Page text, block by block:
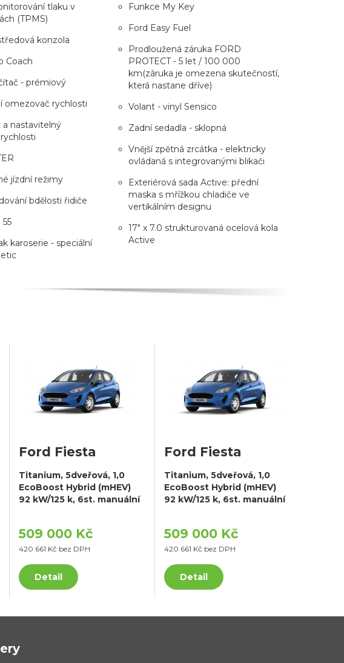
tlaku v
(TPMS)
konzola
Coach
- prémiový
omezovač rychlosti
nastavitelný
jízdní režimy
bdělosti řidiče
karoserie - speciální
Funkce My Key
Ford Easy Fuel
Prodloužená záruka FORD
PROTECT - 5 let / 100 000
km(záruka je omezena skutečností,
která nastane dříve)
Volant - vinyl Sensico
Zadní sedadla - sklopná
Vnější zpětná zrcátka - elektricky
ovládaná s integrovanými blikači
Exteriérová sada Active: přední
maska s mřížkou chladiče ve
vertikálním designu
17" x 7.0 strukturovaná ocelová kola
Active
Ford Fiesta
Titanium, 5dveřová, 1,0
EcoBoost Hybrid (mHEV)
92 kW/125 k, 6st. manuální
509 000 Kč
420 661 Kč bez DPH
Detail
Ford Fiesta
Titanium, 5dveřová, 1,0
EcoBoost Hybrid (mHEV)
92 kW/125 k, 6st. manuální
509 000 Kč
420 661 Kč bez DPH
Detail